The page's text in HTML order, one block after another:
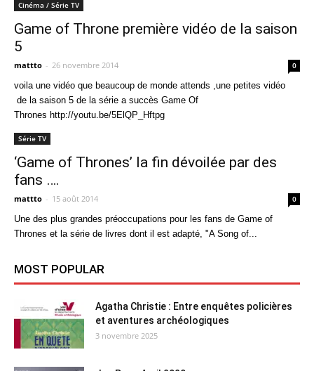
Cinéma / Série TV
Game of Throne première vidéo de la saison
5
mattto - 26 novembre 2014 0
voila une vidéo que beaucoup de monde attends ,une petites vidéo
de la saison 5 de la série a succès Game Of
Thrones http://youtu.be/5ElQP_Hftpg
Série TV
‘Game of Thrones’ la fin dévoilée par des
fans ….
mattto - 15 août 2014 0
Une des plus grandes préoccupations pour les fans de Game of
Thrones et la série de livres dont il est adapté, "A Song of...
MOST POPULAR
Agatha Christie : Entre enquêtes policières
et aventures archéologiques
3 novembre 2025